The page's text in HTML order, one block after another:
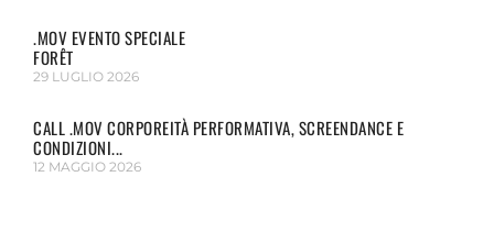
.MOV EVENTO SPECIALE
FORÊT
29 LUGLIO 2026
CALL .MOV CORPOREITÀ PERFORMATIVA, SCREENDANCE E
CONDIZIONI...
12 MAGGIO 2026